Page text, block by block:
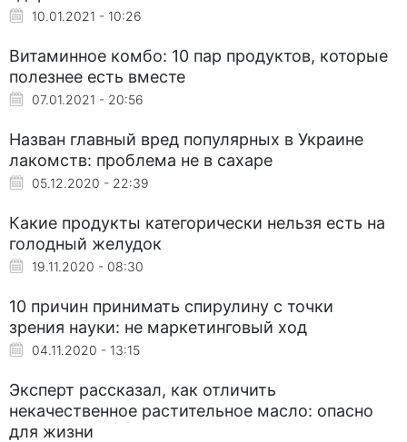
10.01.2021 - 10:26
Витаминное комбо: 10 пар продуктов, которые
полезнее есть вместе
07.01.2021 - 20:56
Назван главный вред популярных в Украине
лакомств: проблема не в сахаре
05.12.2020 - 22:39
Какие продукты категорически нельзя есть на
голодный желудок
19.11.2020 - 08:30
10 причин принимать спирулину с точки
зрения науки: не маркетинговый ход
04.11.2020 - 13:15
Эксперт рассказал, как отличить
некачественное растительное масло: опасно
для жизни